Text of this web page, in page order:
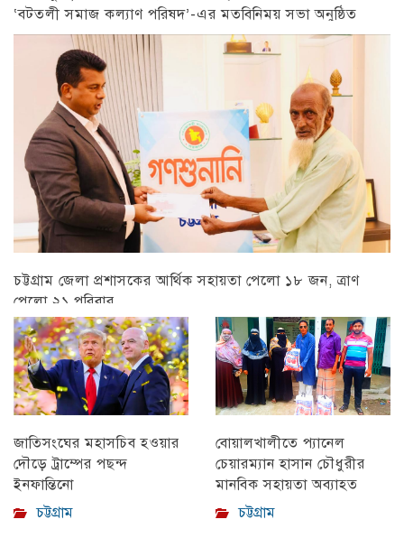
‘বটতলী সমাজ কল্যাণ পরিষদ’-এর মতবিনিময় সভা অনুষ্ঠিত
চট্টগ্রাম
চট্টগ্রাম জেলা প্রশাসকের আর্থিক সহায়তা পেলো ১৮ জন, ত্রাণ
পেলো ২১ পরিবার
চট্টগ্রাম
জাতিসংঘের মহাসচিব হওয়ার
দৌড়ে ট্রাম্পের পছন্দ
ইনফান্তিনো
চট্টগ্রাম
বোয়ালখালীতে প্যানেল
চেয়ারম্যান হাসান চৌধুরীর
মানবিক সহায়তা অব্যাহত
চট্টগ্রাম